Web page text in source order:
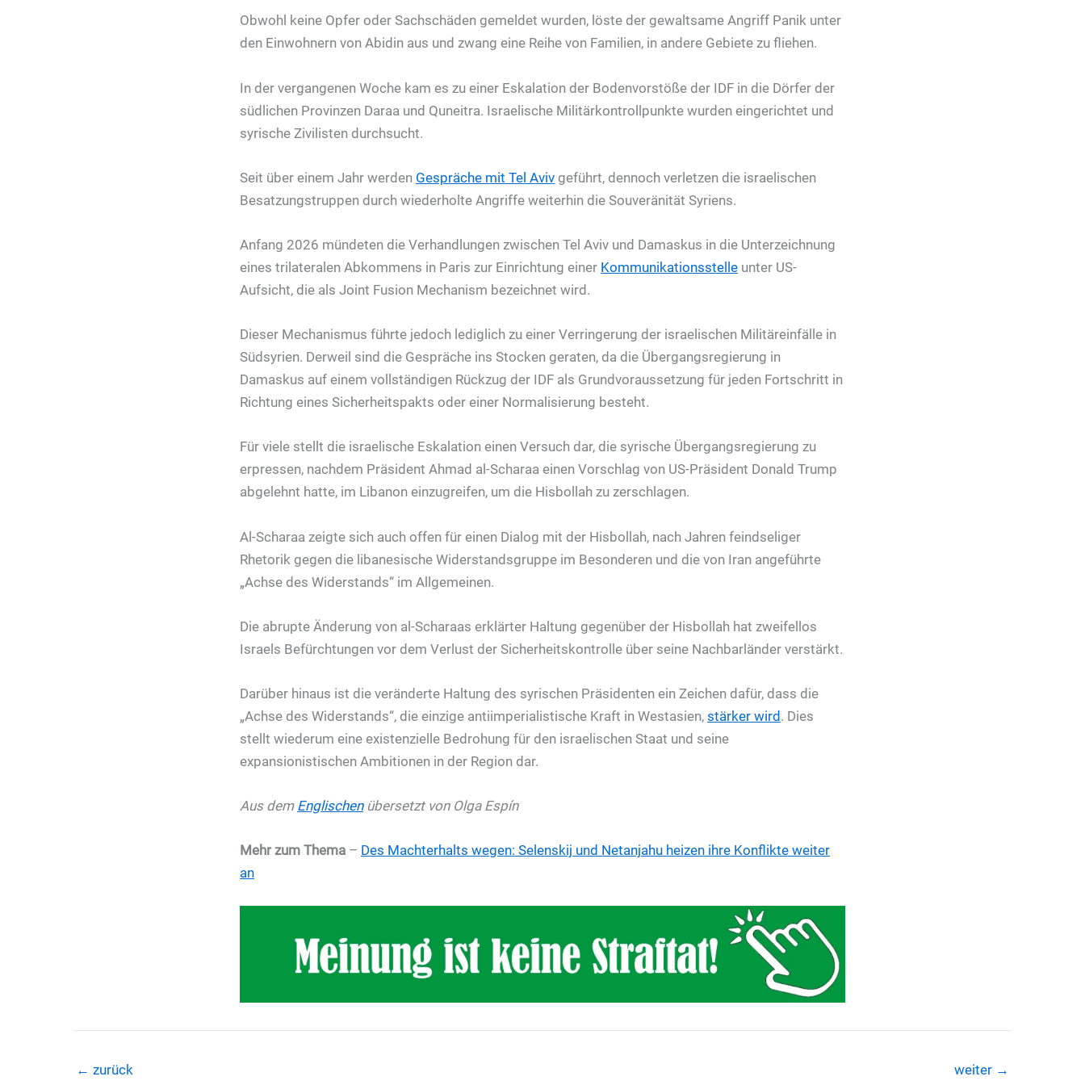
Obwohl keine Opfer oder Sachschäden gemeldet wurden, löste der gewaltsame Angriff Panik unter
den Einwohnern von Abidin aus und zwang eine Reihe von Familien, in andere Gebiete zu fliehen.
In der vergangenen Woche kam es zu einer Eskalation der Bodenvorstöße der IDF in die Dörfer der
südlichen Provinzen Daraa und Quneitra. Israelische Militärkontrollpunkte wurden eingerichtet und
syrische Zivilisten durchsucht.
Seit über einem Jahr werden Gespräche mit Tel Aviv geführt, dennoch verletzen die israelischen
Besatzungstruppen durch wiederholte Angriffe weiterhin die Souveränität Syriens.
Anfang 2026 mündeten die Verhandlungen zwischen Tel Aviv und Damaskus in die Unterzeichnung
eines trilateralen Abkommens in Paris zur Einrichtung einer Kommunikationsstelle unter US-
Aufsicht, die als Joint Fusion Mechanism bezeichnet wird.
Dieser Mechanismus führte jedoch lediglich zu einer Verringerung der israelischen Militäreinfälle in
Südsyrien. Derweil sind die Gespräche ins Stocken geraten, da die Übergangsregierung in
Damaskus auf einem vollständigen Rückzug der IDF als Grundvoraussetzung für jeden Fortschritt in
Richtung eines Sicherheitspakts oder einer Normalisierung besteht.
Für viele stellt die israelische Eskalation einen Versuch dar, die syrische Übergangsregierung zu
erpressen, nachdem Präsident Ahmad al-Scharaa einen Vorschlag von US-Präsident Donald Trump
abgelehnt hatte, im Libanon einzugreifen, um die Hisbollah zu zerschlagen.
Al-Scharaa zeigte sich auch offen für einen Dialog mit der Hisbollah, nach Jahren feindseliger
Rhetorik gegen die libanesische Widerstandsgruppe im Besonderen und die von Iran angeführte
„Achse des Widerstands“ im Allgemeinen.
Die abrupte Änderung von al-Scharaas erklärter Haltung gegenüber der Hisbollah hat zweifellos
Israels Befürchtungen vor dem Verlust der Sicherheitskontrolle über seine Nachbarländer verstärkt.
Darüber hinaus ist die veränderte Haltung des syrischen Präsidenten ein Zeichen dafür, dass die
„Achse des Widerstands“, die einzige antiimperialistische Kraft in Westasien, stärker wird. Dies
stellt wiederum eine existenzielle Bedrohung für den israelischen Staat und seine
expansionistischen Ambitionen in der Region dar.
Aus dem Englischenübersetzt von Olga Espín
Mehr zum Thema – Des Machterhalts wegen: Selenskij und Netanjahu heizen ihre Konflikte weiter
an
← zurück weiter →